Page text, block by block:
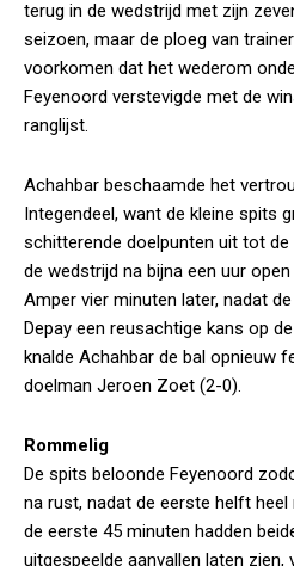
terug in de wedstrijd met zijn
seizoen, maar de ploeg van
voorkomen dat het wederom
Feyenoord verstevigde met de
ranglijst.
Achahbar beschaamde het
Integendeel, want de kleine spits
schitterende doelpunten uit tot de
de wedstrijd na bijna een uur
Amper vier minuten later, nadat
Depay een reusachtige kans op
knalde Achahbar de bal opnieuw
doelman Jeroen Zoet (2-0).
Rommelig
De spits beloonde Feyenoord
na rust, nadat de eerste helft
de eerste 45 minuten hadden
uitgespeelde aanvallen laten zien,